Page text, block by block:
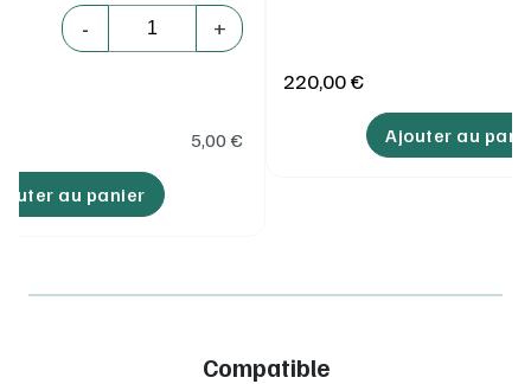
-
Quantité
+
5,00 €
au panier
220,00 €
Ajouter au
Compatible